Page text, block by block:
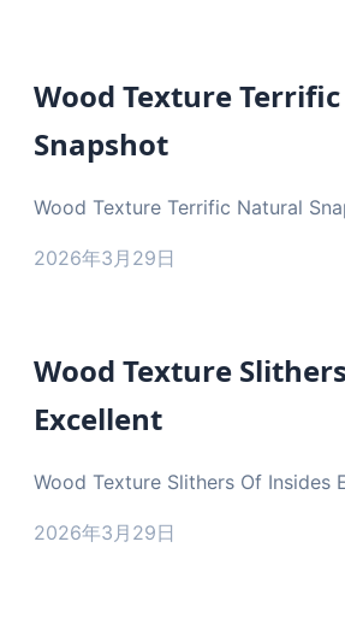
Wood Texture
Snapshot
Wood Texture Terrific Natural
2026年3月29日
Wood Texture
Excellent
Wood Texture Slithers Of Insides
2026年3月29日